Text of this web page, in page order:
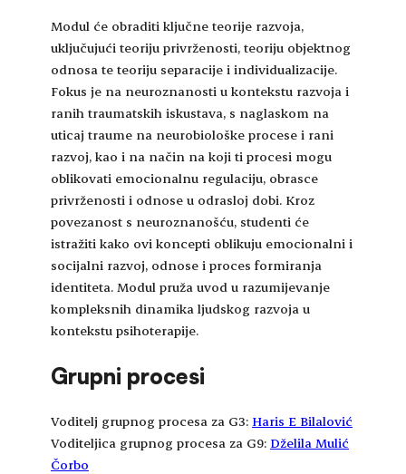
Modul će obraditi ključne teorije razvoja,
uključujući teoriju privrženosti, teoriju objektnog
odnosa te teoriju separacije i individualizacije.
Fokus je na neuroznanosti u kontekstu razvoja i
ranih traumatskih iskustava, s naglaskom na
uticaj traume na neurobiološke procese i rani
razvoj, kao i na način na koji ti procesi mogu
oblikovati emocionalnu regulaciju, obrasce
privrženosti i odnose u odrasloj dobi. Kroz
povezanost s neuroznanošću, studenti će
istražiti kako ovi koncepti oblikuju emocionalni i
socijalni razvoj, odnose i proces formiranja
identiteta. Modul pruža uvod u razumijevanje
kompleksnih dinamika ljudskog razvoja u
kontekstu psihoterapije.
Grupni procesi
Voditelj grupnog procesa za G3: Haris E Bilalović
Voditeljica grupnog procesa za G9: Dželila Mulić
Čorbo